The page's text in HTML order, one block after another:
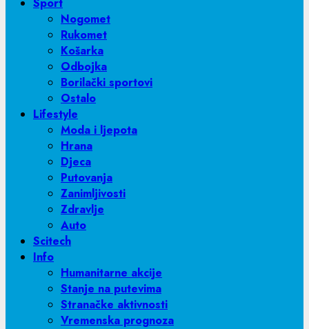
Nogomet
Rukomet
Košarka
Odbojka
Borilački sportovi
Ostalo
Lifestyle
Moda i ljepota
Hrana
Djeca
Putovanja
Zanimljivosti
Zdravlje
Auto
Scitech
Info
Humanitarne akcije
Stanje na putevima
Stranačke aktivnosti
Vremenska prognoza